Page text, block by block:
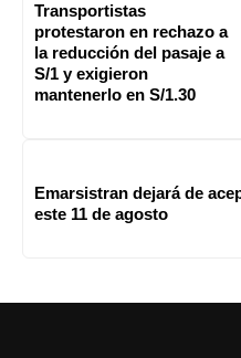
Transportistas
protestaron en rechazo a
la reducción del pasaje a
S/1 y exigieron
mantenerlo en S/1.30
Emarsistran dejará de
este 11 de agosto